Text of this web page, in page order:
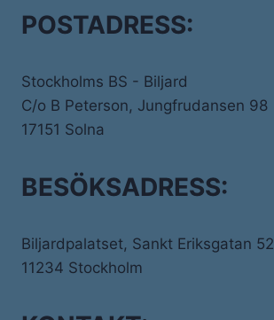
POSTADRESS:
Stockholms BS - Biljard
C/o B Peterson, Jungfrudansen 98
17151 Solna
BESÖKSADRESS:
Biljardpalatset, Sankt Eriksgatan 52
11234 Stockholm